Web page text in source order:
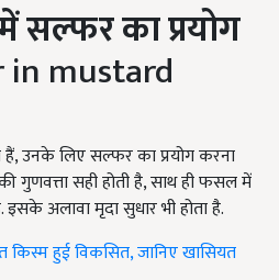
सल्फर का प्रयोग
in mustard
उनके लिए सल्फर का प्रयोग करना
गुणवत्ता सही होती है, साथ ही फसल में
इसके अलावा मृदा सुधार भी होता है.
किस्म हुई विकसित, जानिए खासियत